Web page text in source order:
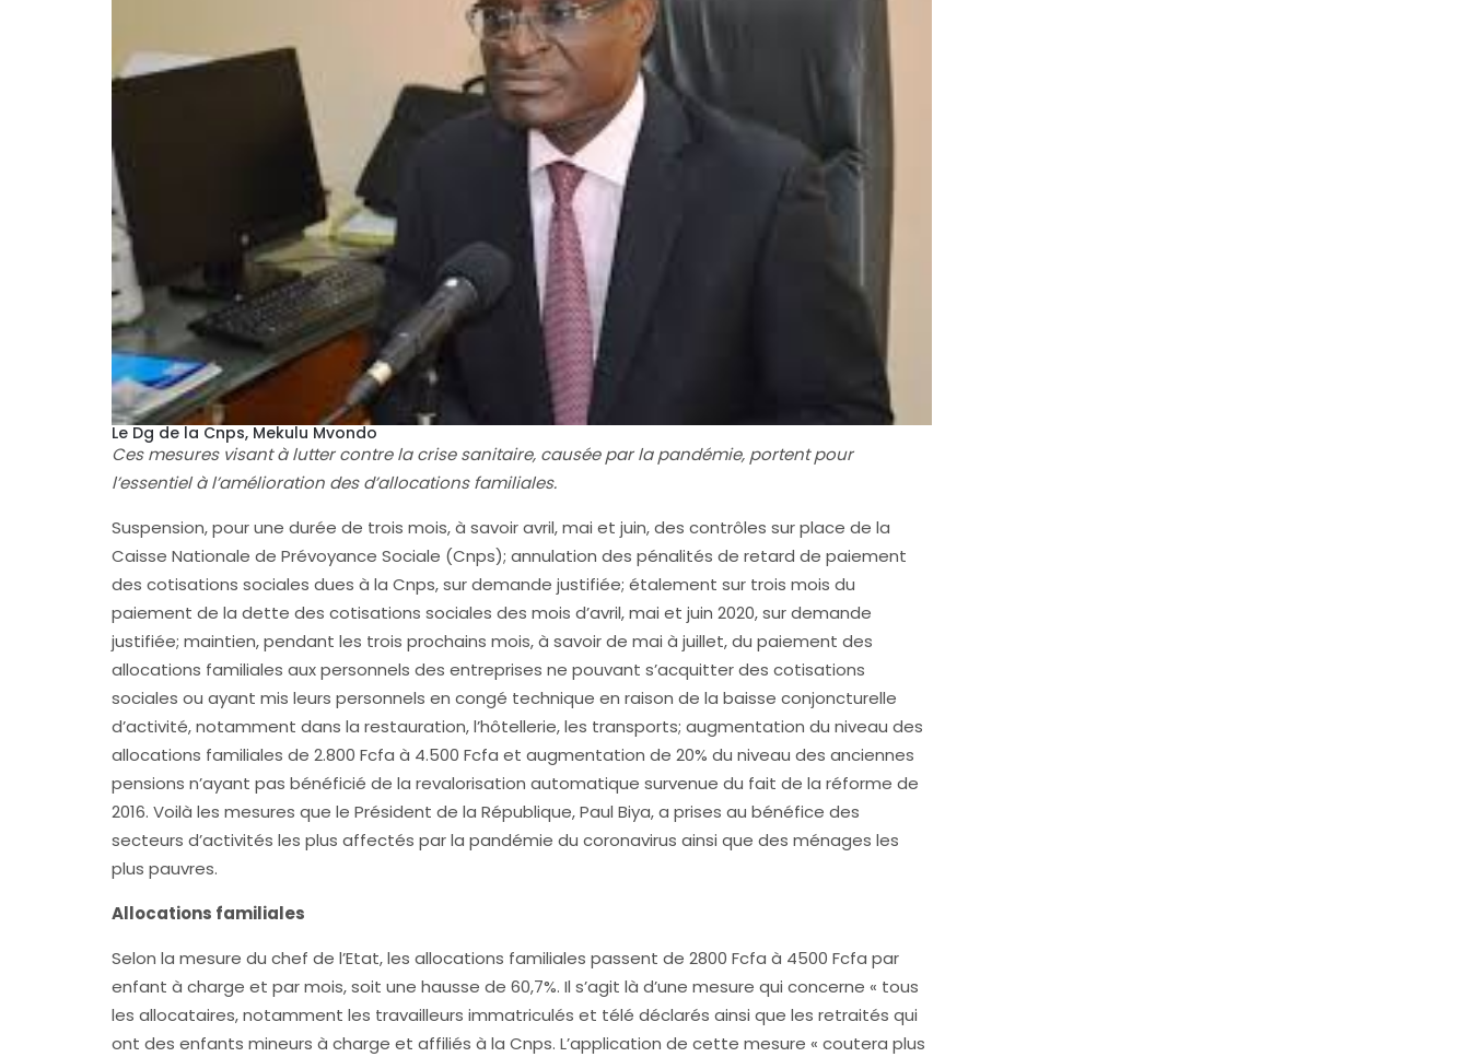
Le Dg de la Cnps, Mekulu Mvondo
Ces mesures visant à lutter contre la crise sanitaire, causée par la pandémie, portent pour
l’essentiel à l’amélioration des d’allocations familiales.
Suspension, pour une durée de trois mois, à savoir avril, mai et juin, des contrôles sur place de la
Caisse Nationale de Prévoyance Sociale (Cnps); annulation des pénalités de retard de paiement
des cotisations sociales dues à la Cnps, sur demande justifiée; étalement sur trois mois du
paiement de la dette des cotisations sociales des mois d’avril, mai et juin 2020, sur demande
justifiée; maintien, pendant les trois prochains mois, à savoir de mai à juillet, du paiement des
allocations familiales aux personnels des entreprises ne pouvant s’acquitter des cotisations
sociales ou ayant mis leurs personnels en congé technique en raison de la baisse conjoncturelle
d’activité, notamment dans la restauration, l’hôtellerie, les transports; augmentation du niveau des
allocations familiales de 2.800 Fcfa à 4.500 Fcfa et augmentation de 20% du niveau des anciennes
pensions n’ayant pas bénéficié de la revalorisation automatique survenue du fait de la réforme de
2016. Voilà les mesures que le Président de la République, Paul Biya, a prises au bénéfice des
secteurs d’activités les plus affectés par la pandémie du coronavirus ainsi que des ménages les
plus pauvres.
Allocations familiales
Selon la mesure du chef de l’Etat, les allocations familiales passent de 2800 Fcfa à 4500 Fcfa par
enfant à charge et par mois, soit une hausse de 60,7%. Il s’agit là d’une mesure qui concerne « tous
les allocataires, notamment les travailleurs immatriculés et télé déclarés ainsi que les retraités qui
ont des enfants mineurs à charge et affiliés à la Cnps. L’application de cette mesure « coutera plus